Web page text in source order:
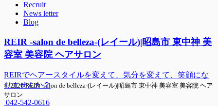
Recruit
News letter
Blog
REIR -salon de belleza-(レイール)|昭島市 東中神 美
容室 美容院 ヘアサロン
REIRでヘアースタイルを変えて、気分を変えて、笑顔にな
りませんか？
042-542-0616
© 2026 REIR -salon de belleza-(レイール)|昭島市 東中神 美容室 美容院 ヘア
サロン